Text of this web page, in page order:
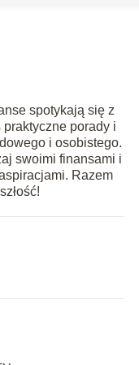
spotykają się z
porady i
i osobistego.
swoimi finansami i
Razem